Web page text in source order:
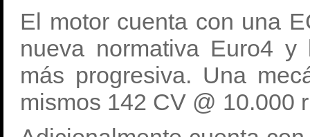
El motor cuenta con una
nueva normativa Euro4
más progresiva. Una
mismos 142 CV @ 10.000